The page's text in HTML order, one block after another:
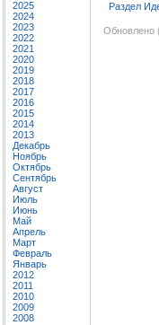
2025
2024
2023
2022
2021
2020
2019
2018
2017
2016
2015
2014
2013
Декабрь
Ноябрь
Октябрь
Сентябрь
Август
Июль
Июнь
Май
Апрель
Март
Февраль
Январь
2012
2011
2010
2009
2008
Раздел
Обновлено